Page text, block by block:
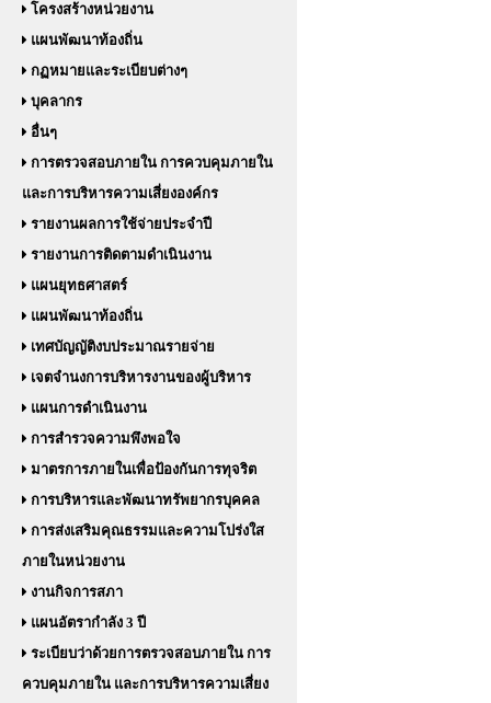
โครงสร้างหน่วยงาน
แผนพัฒนาท้องถิ่น
กฏหมายและระเบียบต่างๆ
บุคลากร
อื่นๆ
การตรวจสอบภายใน การควบคุมภายใน
และการบริหารความเสี่ยงองค์กร
รายงานผลการใช้จ่ายประจำปี
รายงานการติดตามดำเนินงาน
แผนยุทธศาสตร์
แผนพัฒนาท้องถิ่น
เทศบัญญัติงบประมาณรายจ่าย
เจตจำนงการบริหารงานของผู้บริหาร
แผนการดำเนินงาน
การสำรวจความพึงพอใจ
มาตรการภายในเพื่อป้องกันการทุจริต
การบริหารและพัฒนาทรัพยากรบุคคล
การส่งเสริมคุณธรรมและความโปร่งใส
ภายในหน่วยงาน
งานกิจการสภา
แผนอัตรากำลัง 3 ปี
ระเบียบว่าด้วยการตรวจสอบภายใน การ
ควบคุมภายใน และการบริหารความเสี่ยง